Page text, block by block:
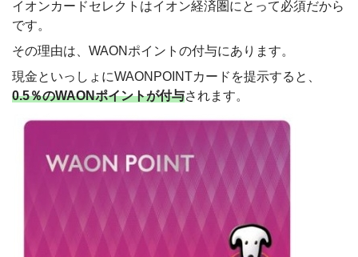
イオンカードセレクトはイオン経済圏にとって必須だから
です。
その理由は、WAONポイントの付与にあります。
現金といっしょにWAONPOINTカードを提示すると、
0.5％のWAONポイントが付与されます。